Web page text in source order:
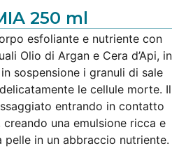
250 ml
esfoliante e nutriente con
Olio di Argan e Cera d’Api, in
sospensione i granuli di sale
le cellule morte. Il
entrando in contatto
creando una emulsione ricca e
pelle in un abbraccio nutriente.